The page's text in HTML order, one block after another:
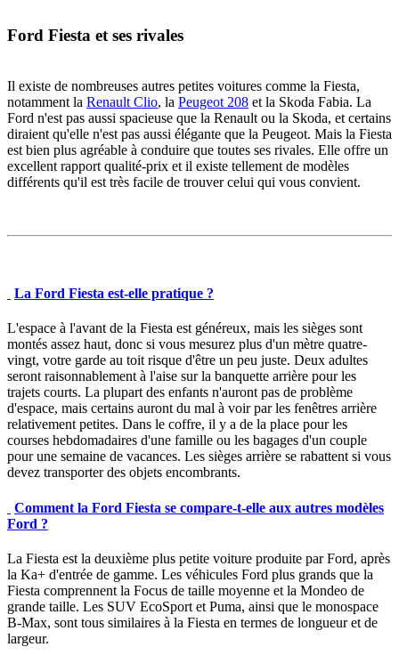
Ford Fiesta et ses rivales
Il existe de nombreuses autres petites voitures comme la Fiesta,
notamment la Renault Clio, la Peugeot 208 et la Skoda Fabia. La
Ford n'est pas aussi spacieuse que la Renault ou la Skoda, et certains
diraient qu'elle n'est pas aussi élégante que la Peugeot. Mais la Fiesta
est bien plus agréable à conduire que toutes ses rivales. Elle offre un
excellent rapport qualité-prix et il existe tellement de modèles
différents qu'il est très facile de trouver celui qui vous convient.
La Ford Fiesta est-elle pratique ?
L'espace à l'avant de la Fiesta est généreux, mais les sièges sont
montés assez haut, donc si vous mesurez plus d'un mètre quatre-
vingt, votre garde au toit risque d'être un peu juste. Deux adultes
seront raisonnablement à l'aise sur la banquette arrière pour les
trajets courts. La plupart des enfants n'auront pas de problème
d'espace, mais certains auront du mal à voir par les fenêtres arrière
relativement petites. Dans le coffre, il y a de la place pour les
courses hebdomadaires d'une famille ou les bagages d'un couple
pour une semaine de vacances. Les sièges arrière se rabattent si vous
devez transporter des objets encombrants.
Comment la Ford Fiesta se compare-t-elle aux autres modèles
Ford ?
La Fiesta est la deuxième plus petite voiture produite par Ford, après
la Ka+ d'entrée de gamme. Les véhicules Ford plus grands que la
Fiesta comprennent la Focus de taille moyenne et la Mondeo de
grande taille. Les SUV EcoSport et Puma, ainsi que le monospace
B-Max, sont tous similaires à la Fiesta en termes de longueur et de
largeur.